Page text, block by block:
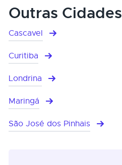
Outras Cidades
Cascavel
Curitiba
Londrina
Maringá
São José dos Pinhais